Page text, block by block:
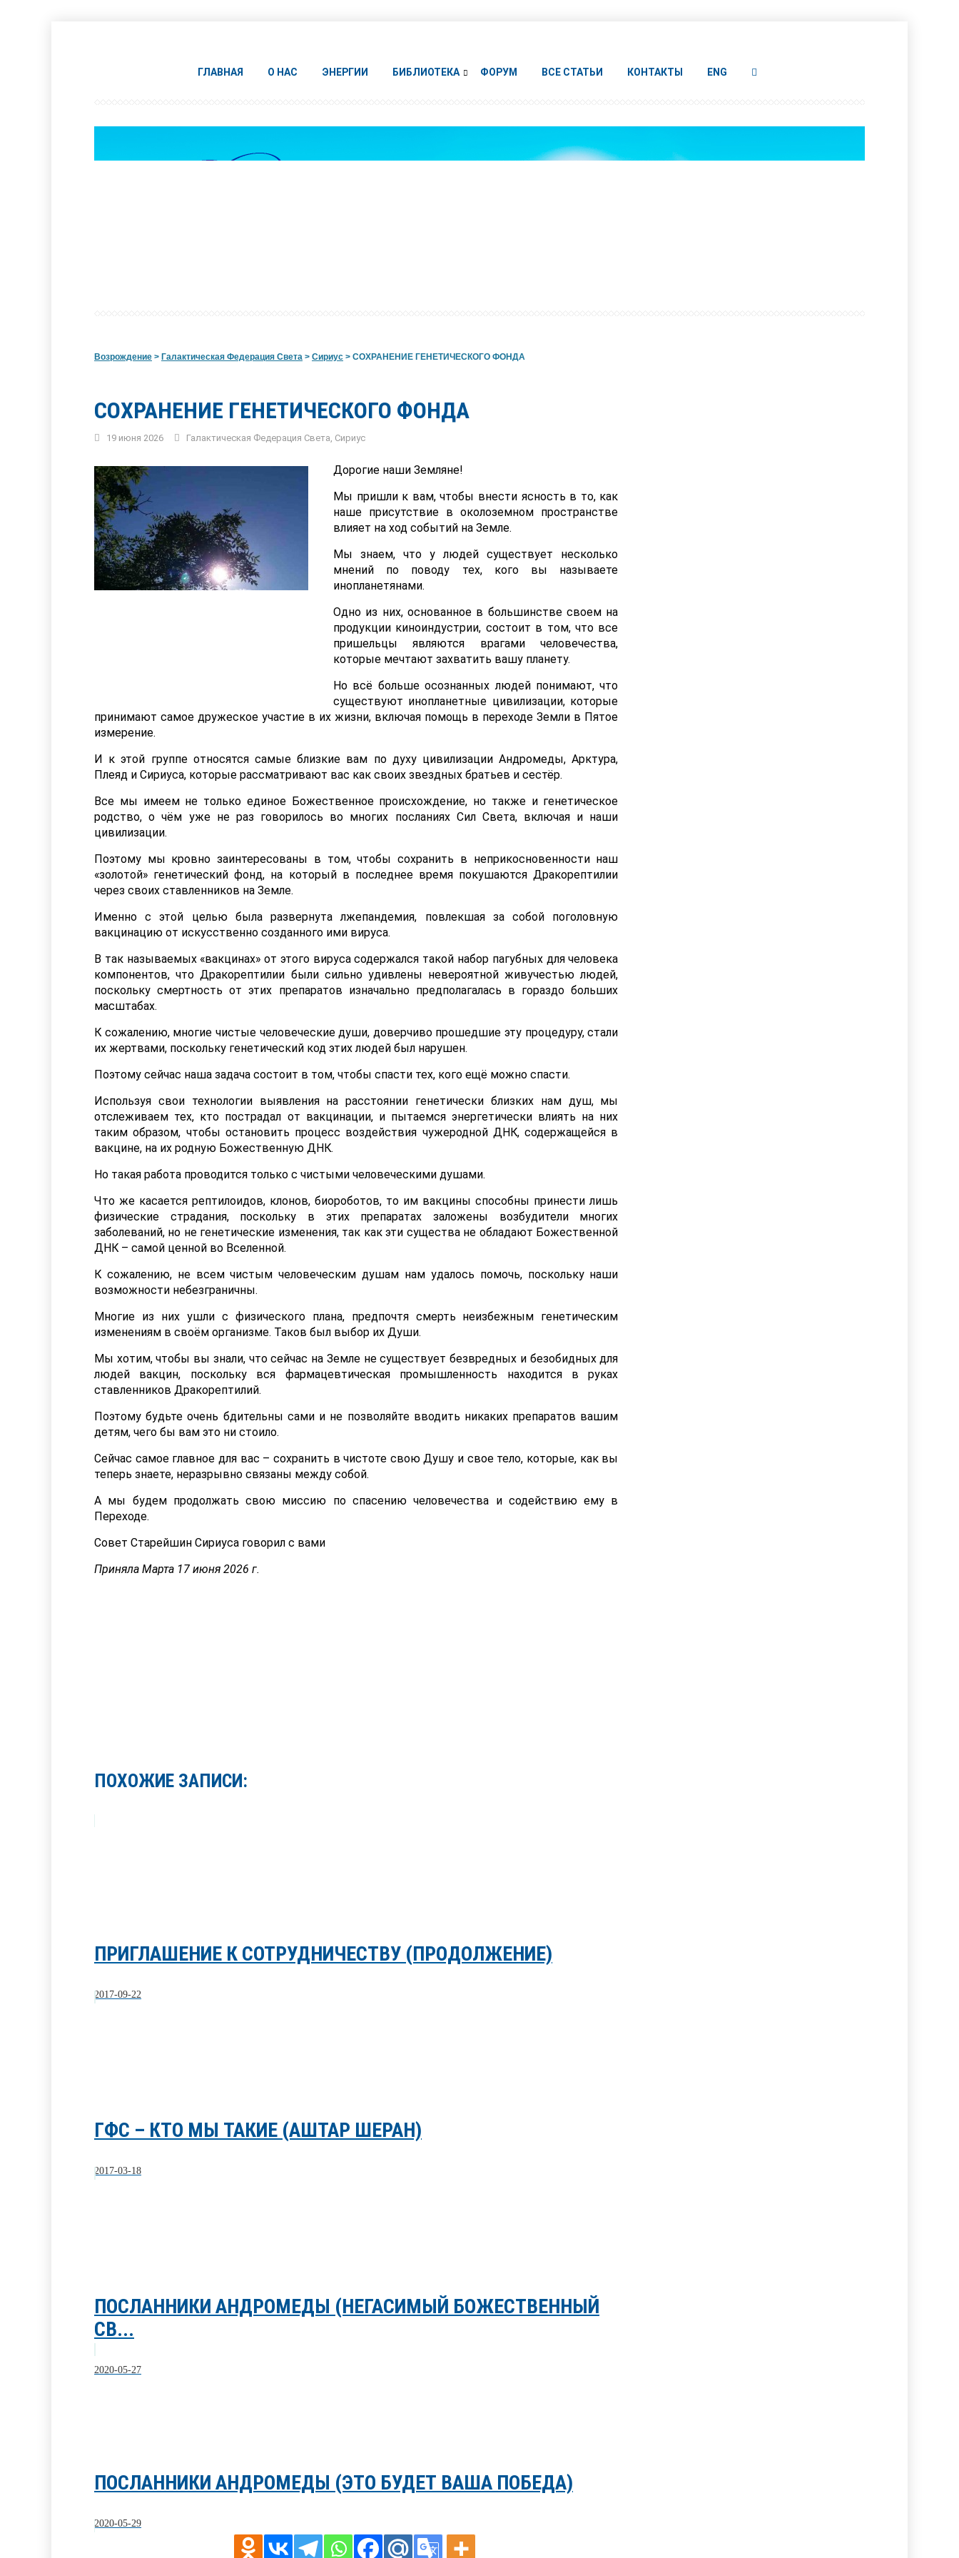
ГЛАВНАЯ О НАС ЭНЕРГИИ БИБЛИОТЕКА ФОРУМ ВСЕ СТАТЬИ КОНТАКТЫ ENG
Возрождение > Галактическая Федерация Света > Сириус > СОХРАНЕНИЕ ГЕНЕТИЧЕСКОГО ФОНДА
СОХРАНЕНИЕ ГЕНЕТИЧЕСКОГО ФОНДА
19 июня 2026 Галактическая Федерация Света, Сириус
Дорогие наши Земляне!
Мы пришли к вам, чтобы внести ясность в то, как
наше присутствие в околоземном пространстве
влияет на ход событий на Земле.
Мы знаем, что у людей существует несколько
мнений по поводу тех, кого вы называете
инопланетянами.
Одно из них, основанное в большинстве своем на
продукции киноиндустрии, состоит в том, что все
пришельцы являются врагами человечества,
которые мечтают захватить вашу планету.
Но всё больше осознанных людей понимают, что
существуют инопланетные цивилизации, которые
принимают самое дружеское участие в их жизни, включая помощь в переходе Земли в Пятое
измерение.
И к этой группе относятся самые близкие вам по духу цивилизации Андромеды, Арктура,
Плеяд и Сириуса, которые рассматривают вас как своих звездных братьев и сестёр.
Все мы имеем не только единое Божественное происхождение, но также и генетическое
родство, о чём уже не раз говорилось во многих посланиях Сил Света, включая и наши
цивилизации.
Поэтому мы кровно заинтересованы в том, чтобы сохранить в неприкосновенности наш
«золотой» генетический фонд, на который в последнее время покушаются Дракорептилии
через своих ставленников на Земле.
Именно с этой целью была развернута лжепандемия, повлекшая за собой поголовную
вакцинацию от искусственно созданного ими вируса.
В так называемых «вакцинах» от этого вируса содержался такой набор пагубных для человека
компонентов, что Дракорептилии были сильно удивлены невероятной живучестью людей,
поскольку смертность от этих препаратов изначально предполагалась в гораздо больших
масштабах.
К сожалению, многие чистые человеческие души, доверчиво прошедшие эту процедуру, стали
их жертвами, поскольку генетический код этих людей был нарушен.
Поэтому сейчас наша задача состоит в том, чтобы спасти тех, кого ещё можно спасти.
Используя свои технологии выявления на расстоянии генетически близких нам душ, мы
отслеживаем тех, кто пострадал от вакцинации, и пытаемся энергетически влиять на них
таким образом, чтобы остановить процесс воздействия чужеродной ДНК, содержащейся в
вакцине, на их родную Божественную ДНК.
Но такая работа проводится только с чистыми человеческими душами.
Что же касается рептилоидов, клонов, биороботов, то им вакцины способны принести лишь
физические страдания, поскольку в этих препаратах заложены возбудители многих
заболеваний, но не генетические изменения, так как эти существа не обладают Божественной
ДНК – самой ценной во Вселенной.
К сожалению, не всем чистым человеческим душам нам удалось помочь, поскольку наши
возможности небезграничны.
Многие из них ушли с физического плана, предпочтя смерть неизбежным генетическим
изменениям в своём организме. Таков был выбор их Души.
Мы хотим, чтобы вы знали, что сейчас на Земле не существует безвредных и безобидных для
людей вакцин, поскольку вся фармацевтическая промышленность находится в руках
ставленников Дракорептилий.
Поэтому будьте очень бдительны сами и не позволяйте вводить никаких препаратов вашим
детям, чего бы вам это ни стоило.
Сейчас самое главное для вас – сохранить в чистоте свою Душу и свое тело, которые, как вы
теперь знаете, неразрывно связаны между собой.
А мы будем продолжать свою миссию по спасению человечества и содействию ему в
Переходе.
Совет Старейшин Сириуса говорил с вами
Приняла Марта 17 июня 2026 г.
ПОХОЖИЕ ЗАПИСИ:
ПРИГЛАШЕНИЕ К СОТРУДНИЧЕСТВУ (ПРОДОЛЖЕНИЕ)
2017-09-22
ГФС – КТО МЫ ТАКИЕ (АШТАР ШЕРАН)
2017-03-18
ПОСЛАННИКИ АНДРОМЕДЫ (НЕГАСИМЫЙ БОЖЕСТВЕННЫЙ
СВ...
2020-05-27
ПОСЛАННИКИ АНДРОМЕДЫ (ЭТО БУДЕТ ВАША ПОБЕДА)
2020-05-29